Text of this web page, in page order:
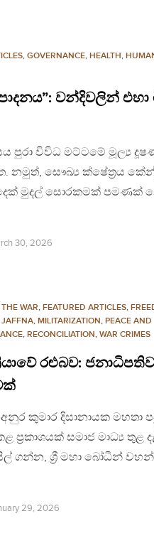
, GOVERNANCE, HEALTH,
වන්දිවලින් එහා
පුරා විවිධ මට්ටමේ මූල්‍ය
නමුත්, සෞඛ්‍ය ක්ෂේත්‍රය
මුදල් සොරකමක් පමණක්
30, 2026
WAR, FEATURED ARTICLES,
JAFFNA, MILITARIZATION, PEACE AND
, RECONCILIATION, WAR CRIMES
රළුබව:
අනුර කුමාර දිසානායක මහතා
සමාජ මාධ්‍ය තුළ
ගන්න, ශ්‍රී මහා බෝධීන්
29, 2026